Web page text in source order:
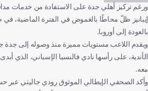
ورغم تركيز أهلي جدة على الاستفادة من خدمات
إيبانيز ظلّ محاطًا بالغموض في الفترة الماضية، في
بالعودة إلى أوروبا.
ويقدم اللاعب مستويات مميزة منذ وصوله إلى جدة
الأندية، على رأسها نادي فالنسيا الإسباني، الذي أبدى
معه.
وأكد الصحفي الإيطالي الموثوق رودي جاليتي عبر